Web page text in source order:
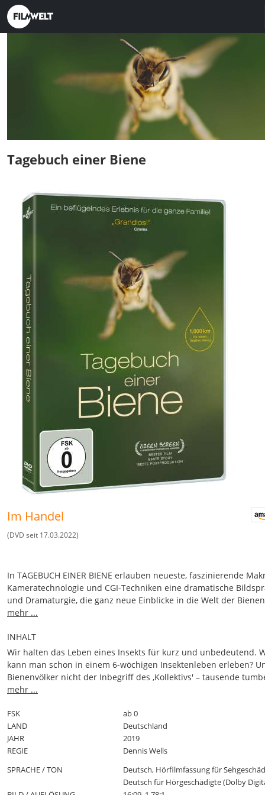
Tagebuch einer Biene
Im Handel
(DVD seit 17.03.2022)
In TAGEBUCH EINER BIENE erlauben neueste, faszinierende
Kameratechnologie und CGI-Techniken eine dramatische
und Dramaturgie, die ganz neue Einblicke in die Welt der
ohne dabei unwissenschaftlich zu werden. Erzählt wird uns
Willkommen in der großen Welt der kleinen
Mit den Stimmen von Anna & Nellie Thalbach
mehr ...
INHALT
Wir halten das Leben eines Insekts für kurz und unbedeutend.
kann man schon in einem 6-wöchigen Insektenleben erleben?
Bienenvölker nicht der Inbegriff des ‚Kollektivs' – tausende
Arbeitsbienen im Dienste einer Königin?
voller unterschiedlicher Individuen mit sehr verschiedenen
Fähigkeiten und sogar Vorlieben. Auch unter Bienen gibt es
feige und – ja – faule Exemplare. Und jede einzelne Biene stellt
Herausforderungen ihres Lebens – Blumen finden, Hornissen
bekämpfen und den geeigneten Ort zum Nestbau finden. Dabei
sie außerordentliche Intelligenz und soziale Fähigkeiten:
sich gegenseitig bei Gefahren und fliegen am liebsten in den
mehr ...
FSK
ab 0
LAND
Deutschland
JAHR
2019
REGIE
Dennis Wells
SPRACHE / TON
Deutsch, Hörfilmfassung für
Deutsch für Hörgeschädigte (Dolby